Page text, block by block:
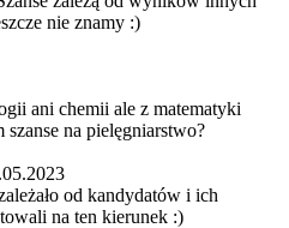
nie znamy :)
ani chemii ale z matematyki
na pielęgniarstwo?
od kandydatów i ich
na ten kierunek :)